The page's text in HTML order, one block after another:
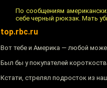
По сообщениям
себе черный рюкзак. Мать
top.rbc.ru
Вот тебе и Америка — любой
Был бы у покупателей
Кстати, стрелял подросток из